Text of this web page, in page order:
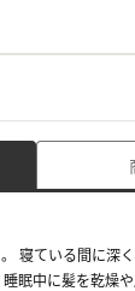
寝ている間に深
眠中に髪を乾燥